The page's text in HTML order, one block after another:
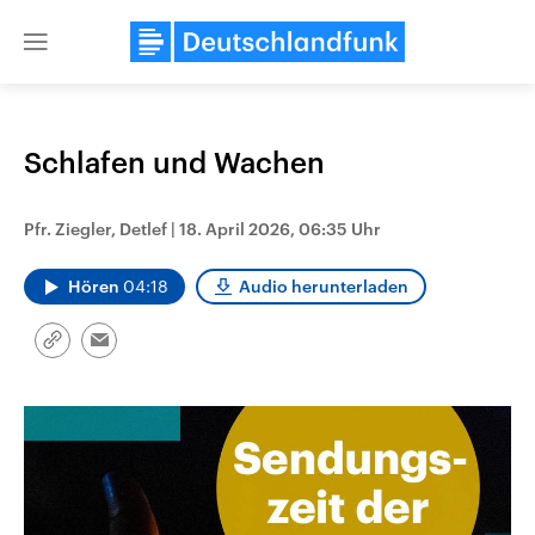
Close
Landtagswahl Sachsen-Anhalt
2026
Sachsen-Anhalt wählt am 6.
September 2026 einen neuen
Landtag. Seit 2021 wird das
Bundesland von einer Koalition aus
Aktuelle Beiträge,
Hintergründe
Wirtschaftlich und
gehören die Vereinigten
den mächtigsten Ländern
mit großem Einfluss auf
Schlafen und Wachen
Pfr. Ziegler, Detlef | 18. April 2026, 06:35 Uhr
Hören 04:18 Audio herunterladen
Link
Email